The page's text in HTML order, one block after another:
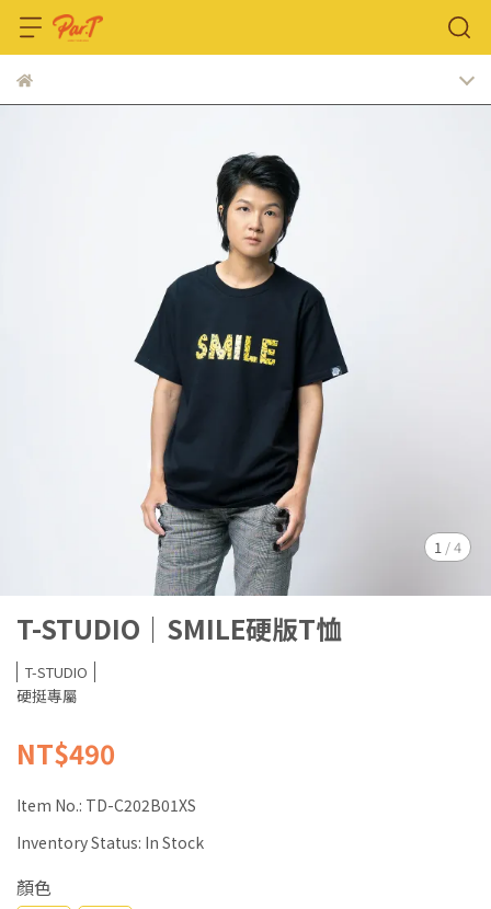
1 /4
T-STUDIO｜SMILE硬版T恤
T-STUDIO
硬挺專屬
NT$490
Item No.: TD-C202B01XS
Inventory Status: In Stock
顏色